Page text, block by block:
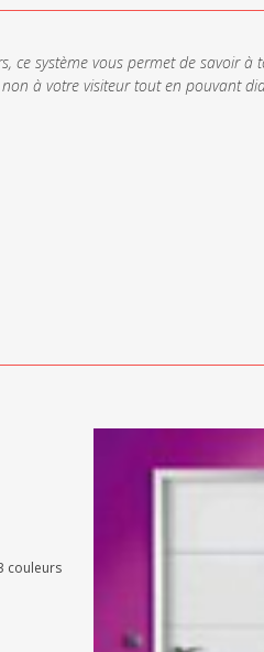
ce système vous permet de savoir
à votre visiteur tout en pouvant
couleurs